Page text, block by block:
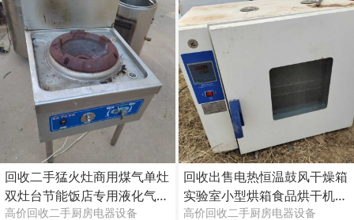
回收二手猛火灶商用煤气单灶
双灶台节能饭店专用液化气灶
不锈钢
高价回收二手厨房电器设备
回收出售电热恒温鼓风干燥箱
实验室小型烘箱食品烘干机工
业灯烤箱
高价回收二手厨房电器设备